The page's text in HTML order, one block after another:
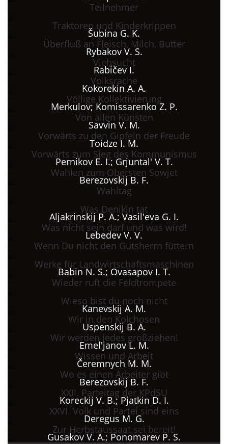
Teilnehmer
Traktoren und Kinderkrippen
Šubina G. K.
Überfluß an Fleisch, Milch, Butter
Rybakov V. S.
Viehsucht
Rabičev I.
Volksrache
Kokorekin A. A.
Völlige Kollektivierung
Merkulov; Komissarenko Z. P.
Von allen Künsten
Savvin V. M.
Vorwärts zu den Gipfeln der Freude
Toidze I. M.
Vorwärts zum Sieg des Kommunismus
Pernikov E. I.; Grjuntal' V. T.
Wahlen zum Obersten Sowjet
Berezovskij B. F.
Wahltag
Was Denikin tat
Aljakrinskij P. A.; Vasil'eva G. I.
Was nicht sein darf und was wird!
Lebedev V. V.
Wenn Du nicht den Gutsherrn füttern
Werke für Landwirtschaftsmaschinen
Babin N. S.; Ovasapov I. T.
Wieder ruft die Feldtrompete
Wieso bist du noch nicht
Kanevskij A. M.
Wir in den Kolchosen
Uspenskij B. A.
Wir werden jedes großziehen!
Emel'janov L. M.
Wissen und Arbeit
Čeremnych M. M.
Wo es einen Arbeiter gibt
Berezovskij B. F.
XXII. Parteitag der KPdSU
Koreckij V. B.; Pjatkin D. I.
XXVI. Volk und Partei sind eins
Deregus M. G.
Zur Herbstaussaat sei bereit!
Gusakov V. A.; Ponomarev P. S.